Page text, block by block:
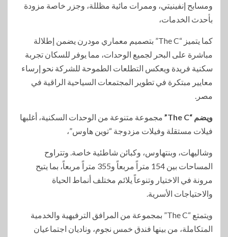
ومسابح إنفينيتي، وممرات مائية مظللة، وجزر خاصة مزودة
بأحدث الخدمات،
كما يتميز “The C” بتصميم معماري مودرن يضمن إطلالة
مباشرة على البحر لجميع الوحدات، مما يوفر للسكان تجربة
سكنية فريدة ويعكس التطلعات الطموحة للشركة نحو إرساء
معايير مبتكرة في تطوير المجتمعات السياحية الراقية في
مصر.
ويضم “The C”
مجموعة متنوعة من الوحدات السكنية، أغلبها
فيلات مستقلة وفيلات مزدوجة “توين هاوس”،
وشاليهات، وبنتهاوس، وكبائن شاطئية خاصة. وتتراوح
المساحات بين 154 متراً مربعاً و355 متراً مربعاً، بما يتيح
مرونة في الاختيار وتنوعاً يلائم مختلف أنماط الحياة
والاحتياجات الأسرية.
ويتمتع “The C” بمجموعة من المرافق الترفيهية والخدمية
المتكاملة، من بينها فندق خمس نجوم، وناديان اجتماعيان